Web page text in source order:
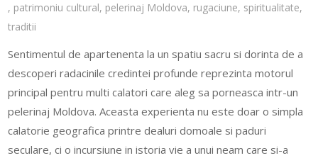
, patrimoniu cultural, pelerinaj Moldova, rugaciune, spiritualitate,
traditii
Sentimentul de apartenenta la un spatiu sacru si dorinta de a
descoperi radacinile credintei profunde reprezinta motorul
principal pentru multi calatori care aleg sa porneasca intr-un
pelerinaj Moldova. Aceasta experienta nu este doar o simpla
calatorie geografica printre dealuri domoale si paduri
seculare, ci o incursiune in istoria vie a unui neam care si-a